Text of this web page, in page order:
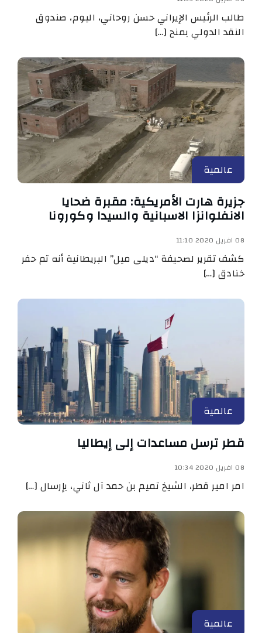
طالب الرئيس الإيراني حسن روحاني، اليوم، صندوق
النقد الدولي بمنح […]
عالمية
جزيرة هارت الأمريكية: مقبرة ضحايا
الانفلوانزا الاسبانية والسيدا وكورونا
08 افريل 2020 11:10
كشف تقرير لصحيفة “ديلى ميل” البريطانية أنه تم حفر
خنادق […]
عالمية
قطر ترسل مساعدات إلى إيطاليا
08 افريل 2020 10:34
امر امير قطر، الشيخ تميم بن حمد آل ثاني، بإرسال […]
عالمية